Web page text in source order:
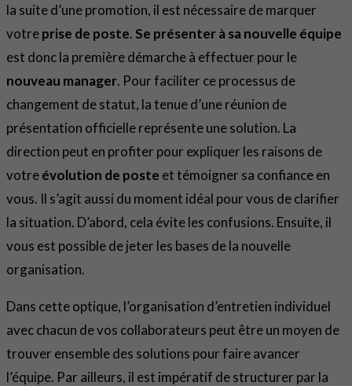
la suite d’une promotion, il est nécessaire de marquer
votreprise de poste.Se présenter à sa nouvelle équipe
est donc la première démarche à effectuer pour le
nouveau manager. Pour faciliter ce processus de
changement de statut, la tenue d’une réunion de
présentation officielle représente une solution. La
direction peut en profiter pour expliquer les raisons de
votreévolution de poste et témoigner sa confiance en
vous. Il s’agit aussi du moment idéal pour vous de clarifier
la situation. D’abord, cela évite les confusions. Ensuite, il
vous est possible de jeter les bases de la nouvelle
organisation.
Dans cette optique, l’organisation d’entretien individuel
avec chacun de vos collaborateurs peut être un moyen de
trouver ensemble des solutions pour faire avancer
l’équipe. Par ailleurs, il est impératif de structurer par la